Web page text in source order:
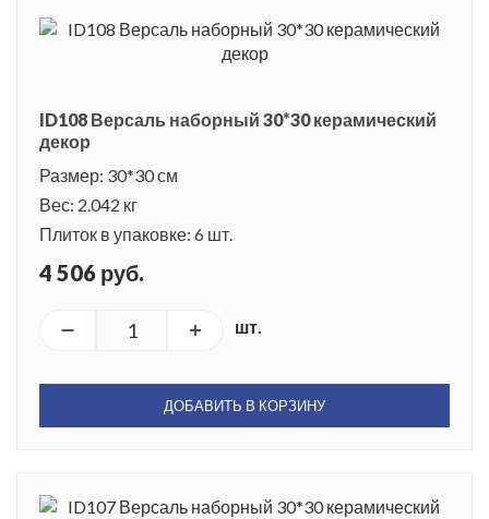
ID108 Версаль наборный 30*30 керамический
декор
Размер: 30*30 см
Вес: 2.042 кг
Плиток в упаковке: 6 шт.
4 506 руб.
шт.
ДОБАВИТЬ В КОРЗИНУ